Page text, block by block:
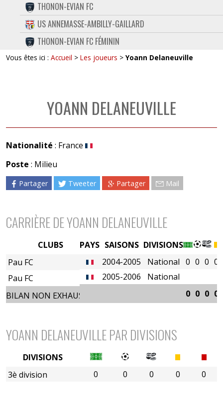
CONTACT
FACEBOOK
TWITTER
THONON-EVIAN FC
US ANNEMASSE-AMBILLY-GAILLARD
THONON-EVIAN FC FÉMININ
Vous êtes ici : Accueil > Les joueurs > Yoann Delaneuville
YOANN DELANEUVILLE
Nationalité : France
Poste : Milieu
Partager Tweeter Partager Mail
CARRIÈRE DE YOANN DELANEUVILLE
PAYS SAISONS DIVISIONS
2004-2005
National 0 0 0 0
2005-2006
National
0 0 0 0
CLUBS
Pau FC
Pau FC
BILAN NON EXHAUSTIF
YOANN DELANEUVILLE PAR DIVISIONS
0 0 0 0 0
DIVISIONS
3è division